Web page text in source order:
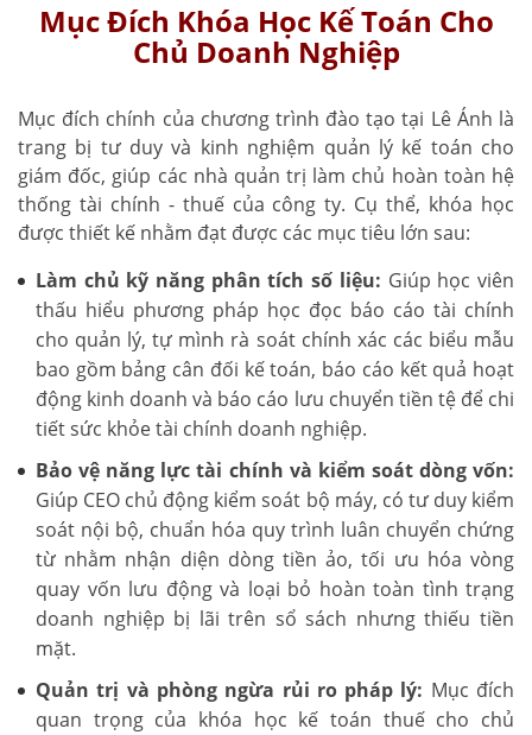
Mục Đích Khóa Học Kế Toán Cho
Chủ Doanh Nghiệp
Mục đích chính của chương trình đào tạo tại Lê Ánh là
trang bị tư duy và kinh nghiệm quản lý kế toán cho
giám đốc, giúp các nhà quản trị làm chủ hoàn toàn hệ
thống tài chính - thuế của công ty. Cụ thể, khóa học
được thiết kế nhằm đạt được các mục tiêu lớn sau:
Làm chủ kỹ năng phân tích số liệu: Giúp học viên
thấu hiểu phương pháp học đọc báo cáo tài chính
cho quản lý, tự mình rà soát chính xác các biểu mẫu
bao gồm bảng cân đối kế toán, báo cáo kết quả hoạt
động kinh doanh và báo cáo lưu chuyển tiền tệ để chi
tiết sức khỏe tài chính doanh nghiệp.
Bảo vệ năng lực tài chính và kiểm soát dòng vốn:
Giúp CEO chủ động kiểm soát bộ máy, có tư duy kiểm
soát nội bộ, chuẩn hóa quy trình luân chuyển chứng
từ nhằm nhận diện dòng tiền ảo, tối ưu hóa vòng
quay vốn lưu động và loại bỏ hoàn toàn tình trạng
doanh nghiệp bị lãi trên sổ sách nhưng thiếu tiền
mặt.
Quản trị và phòng ngừa rủi ro pháp lý: Mục đích
quan trọng của khóa học kế toán thuế cho chủ